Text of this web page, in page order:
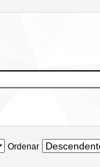
Ordenar